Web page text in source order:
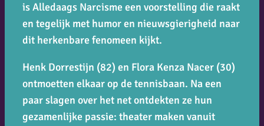
isAlledaags Narcismeeen voorstelling die raakt
en tegelijk met humor en nieuwsgierigheid naar
dit herkenbare fenomeen kijkt.
Henk Dorrestijn (82) en Flora Kenza Nacer (30)
ontmoetten elkaar op de tennisbaan. Na een
paar slagen over het net ontdekten ze hun
gezamenlijke passie: theater maken vanuit